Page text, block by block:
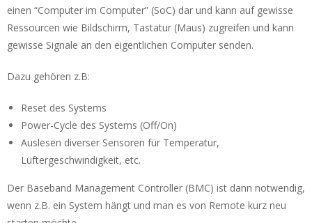
einen “Computer im Computer” (SoC) dar und kann auf gewisse
Ressourcen wie Bildschirm, Tastatur (Maus) zugreifen und kann
gewisse Signale an den eigentlichen Computer senden.
Dazu gehören z.B:
Reset des Systems
Power-Cycle des Systems (Off/On)
Auslesen diverser Sensoren für Temperatur,
Lüftergeschwindigkeit, etc.
Der Baseband Management Controller (BMC) ist dann notwendig,
wenn z.B. ein System hängt und man es von Remote kurz neu